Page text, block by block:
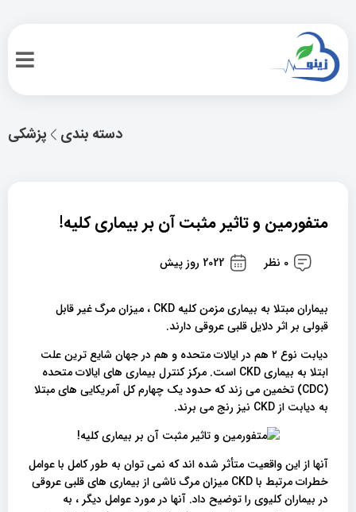
پزشکی دسته بندی
متفورمین و تاثیر مثبت آن بر بیماری کلیه!
0 نظر 2022 روز پیش
بیماران مبتلا به بیماری مزمن کلیه CKD ، میزان مرگ غیر قابل
قبولی بر اثر دلایل قلبی عروقی دارند.
دیابت نوع ۲ هم در ایالات متحده و هم در جهان شایع ترین علت
ابتلا به بیماری CKD است. مرکز کنترل بیماری های ایالات متحده
(CDC) تخمین می زند که حدود یک چهارم کل آمریکایی های مبتلا
به دیابت از CKD نیز رنج می برند.
آنها از این واقعیت متأثر شده اند که نمی توان به طور کامل با عوامل
خطرات مرتبط با CKD میزان مرگ ناشی از بیماری های قلبی عروقی
در بیماران کلیوی را توضیح داد. آنها در مورد عوامل دیگر ، به